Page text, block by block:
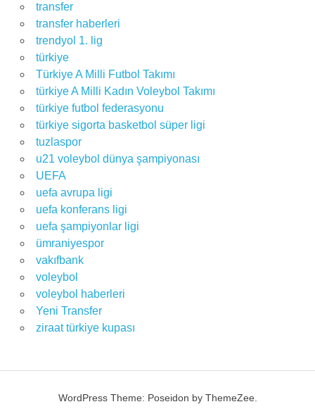
transfer
transfer haberleri
trendyol 1. lig
türkiye
Türkiye A Milli Futbol Takımı
türkiye A Milli Kadın Voleybol Takımı
türkiye futbol federasyonu
türkiye sigorta basketbol süper ligi
tuzlaspor
u21 voleybol dünya şampiyonası
UEFA
uefa avrupa ligi
uefa konferans ligi
uefa şampiyonlar ligi
ümraniyespor
vakıfbank
voleybol
voleybol haberleri
Yeni Transfer
ziraat türkiye kupası
WordPress Theme: Poseidon by ThemeZee.